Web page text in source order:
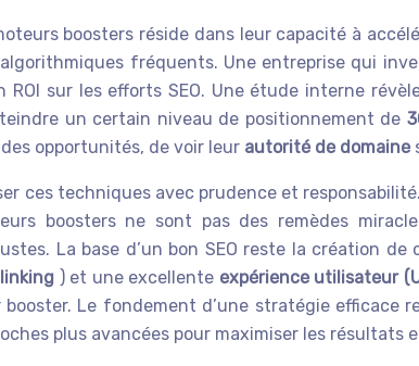
boosters réside dans leur capacité à
fréquents. Une entreprise qui
ROI sur les efforts SEO. Une étude interne
un certain niveau de positionnement de
opportunités, de voir leur autorité de domaine
ces techniques avec prudence et
boosters ne sont pas des remèdes
La base d’un bon SEO reste la création
) et une excellente expérience utilisateur
booster. Le fondement d’une stratégie efficace
plus avancées pour maximiser les résultats